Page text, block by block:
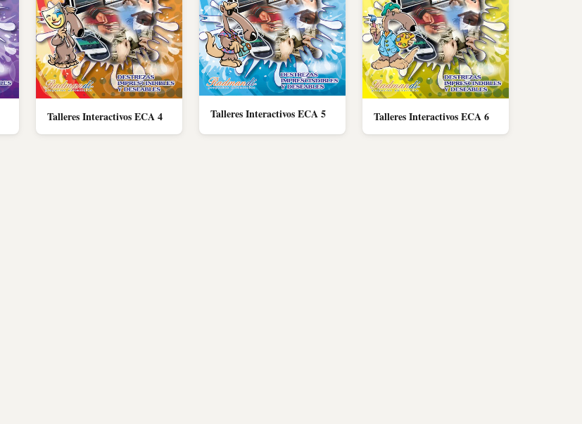
Talleres Interactivos ECA 4 Talleres Interactivos ECA 5 Talleres Interactivos ECA 6